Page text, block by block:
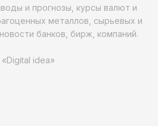
и прогнозы, курсы валют и
металлов, сырьевых и
банков, бирж, компаний.
idea»